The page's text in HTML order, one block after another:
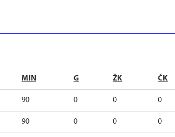
MIN G ŽK ČK
90 0 0 0
90 0 0 0